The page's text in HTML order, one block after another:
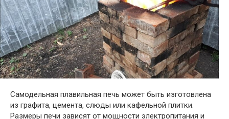
Самодельная плавильная печь может быть изготовлена
из графита, цемента, слюды или кафельной плитки.
Размеры печи зависят от мощности электропитания и